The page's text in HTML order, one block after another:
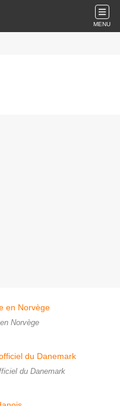
MENU
Norvège
du Danemark